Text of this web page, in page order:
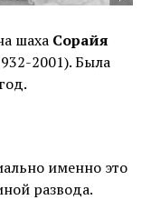
шаха Сорайя
2001). Была
именно это
развода.